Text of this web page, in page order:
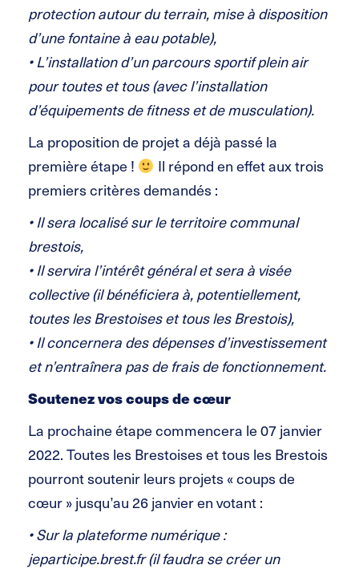
protection autour du terrain, mise à disposition
d’une fontaine à eau potable),
• L’installation d’un parcours sportif plein air
pour toutes et tous (avec l’installation
d’équipements de fitness et de musculation).
La proposition de projet a déjà passé la
première étape !
Il répond en effet aux trois
premiers critères demandés :
• Il sera localisé sur le territoire communal
brestois,
• Il servira l’intérêt général et sera à visée
collective (il bénéficiera à, potentiellement,
toutes les Brestoises et tous les Brestois),
• Il concernera des dépenses d’investissement
et n’entraînera pas de frais de fonctionnement.
Soutenez vos coups de cœur
La prochaine étape commencera le 07 janvier
2022. Toutes les Brestoises et tous les Brestois
pourront soutenir leurs projets « coups de
cœur » jusqu’au 26 janvier en votant :
• Sur la plateforme numérique :
jeparticipe.brest.fr (il faudra se créer un